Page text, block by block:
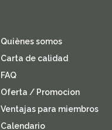
Quiènes somos
Carta de calidad
FAQ
Oferta / Promocion
Ventajas para miembros
Calendario